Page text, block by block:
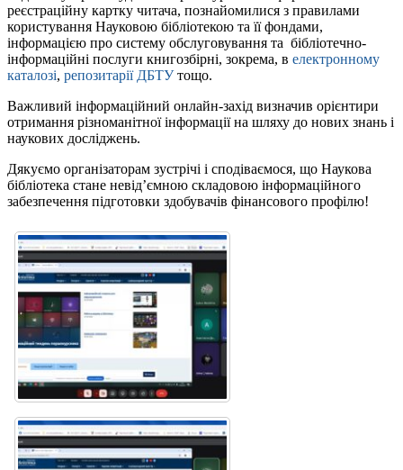
реєстраційну картку читача, познайомилися з правилами
користування Науковою бібліотекою та її фондами,
інформацією про систему обслуговування та бібліотечно-
інформаційні послуги книгозбірні, зокрема, в електронному
каталозі, репозитарії ДБТУтощо.
Важливий інформаційний онлайн-захід визначив орієнтири
отримання різноманітної інформації на шляху до нових знань і
наукових досліджень.
Дякуємо організаторам зустрічі і сподіваємося, що Наукова
бібліотека стане невід’ємною складовою інформаційного
забезпечення підготовки здобувачів фінансового профілю!